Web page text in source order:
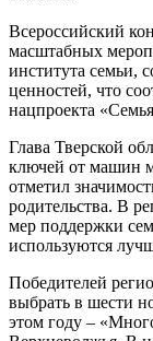
Всероссийский
масштабных
института семьи,
ценностей, что
нацпроекта
Глава Тверской
ключей от машин
отметил
родительства. В
мер поддержки
используются
Победителей
выбрать в шести
этом году –